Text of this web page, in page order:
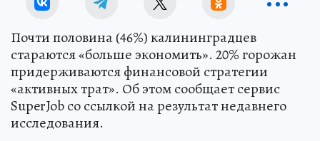
Почти половина (46%) калининградцев
стараются «больше экономить». 20% горожан
придерживаются финансовой стратегии
«активных трат». Об этом сообщает сервис
SuperJob со ссылкой на результат недавнего
исследования.